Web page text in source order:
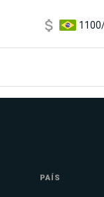
3,8/4
PAÍS